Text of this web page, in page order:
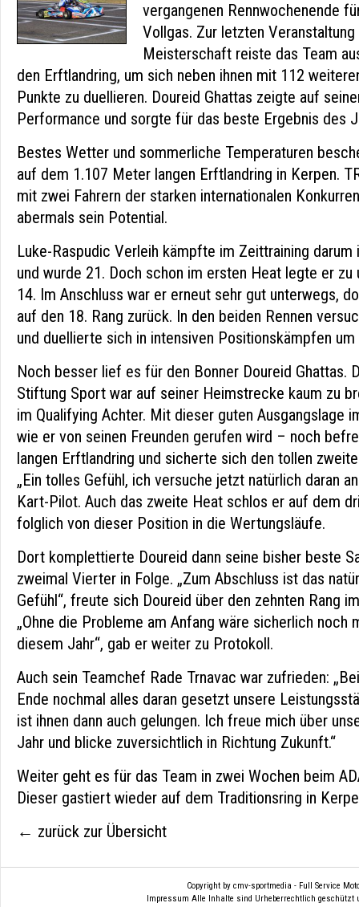
vergangenen Rennwochenende
Vollgas. Zur letzten
Meisterschaft reiste das Team
den Erftlandring, um sich neben ihnen mit 112
Punkte zu duellieren. Doureid Ghattas zeigte auf
Performance und sorgte für das beste Ergebnis des
Bestes Wetter und sommerliche Temperaturen
auf dem 1.107 Meter langen Erftlandring in Kerpen.
mit zwei Fahrern der starken internationalen
abermals sein Potential.
Luke-Raspudic Verleih kämpfte im Zeittraining darum
und wurde 21. Doch schon im ersten Heat legte er
14. Im Anschluss war er erneut sehr gut unterwegs,
auf den 18. Rang zurück. In den beiden Rennen
und duellierte sich in intensiven Positionskämpfen
Noch besser lief es für den Bonner Doureid Ghattas.
Stiftung Sport war auf seiner Heimstrecke kaum zu
im Qualifying Achter. Mit dieser guten Ausgangslage
wie er von seinen Freunden gerufen wird – noch
langen Erftlandring und sicherte sich den tollen
„Ein tolles Gefühl, ich versuche jetzt natürlich daran
Kart-Pilot. Auch das zweite Heat schlos er auf dem
folglich von dieser Position in die Wertungsläufe.
Dort komplettierte Doureid dann seine bisher beste
zweimal Vierter in Folge. „Zum Abschluss ist das
Gefühl“, freute sich Doureid über den zehnten Rang
„Ohne die Probleme am Anfang wäre sicherlich noch
diesem Jahr“, gab er weiter zu Protokoll.
Auch sein Teamchef Rade Trnavac war zufrieden:
Ende nochmal alles daran gesetzt unsere
ist ihnen dann auch gelungen. Ich freue mich über
Jahr und blicke zuversichtlich in Richtung Zukunft.“
Weiter geht es für das Team in zwei Wochen beim
Dieser gastiert wieder auf dem Traditionsring in
← zurück zur Übersicht
Copyright by cmv-sportmedia - Full Service
Impressum Alle Inhalte sind Urheberrechtlich geschützt